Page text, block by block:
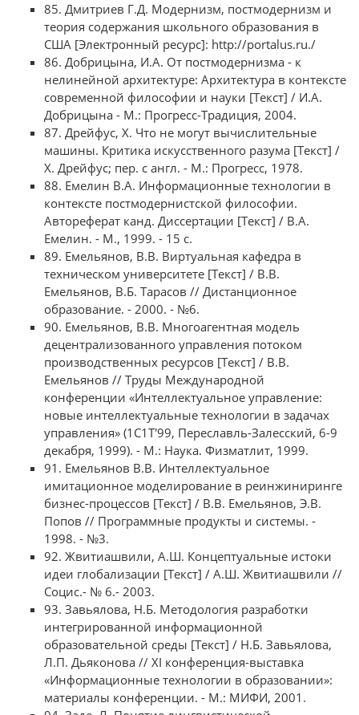
85. Дмитриев Г.Д. Модернизм, постмодернизм и
теория содержания школьного образования в
США [Электронный ресурс]: http://portalus.ru./
86. Добрицына, И.А. От постмодернизма - к
нелинейной архитектуре: Архитектура в контексте
современной философии и науки [Текст] / И.А.
Добрицына - М.: Прогресс-Традиция, 2004.
87. Дрейфус, X. Что не могут вычислительные
машины. Критика искусственного разума [Текст] /
Х. Дрейфус; пер. с англ. - М.: Прогресс, 1978.
88. Емелин В.А. Информационные технологии в
контексте постмодернистской философии.
Автореферат канд. Диссертации [Текст] / В.А.
Емелин. - М., 1999. - 15 с.
89. Емельянов, В.В. Виртуальная кафедра в
техническом университете [Текст] / В.В.
Емельянов, В.Б. Тарасов // Дистанционное
образование. - 2000. - №6.
90. Емельянов, В.В. Многоагентная модель
децентрализованного управления потоком
производственных ресурсов [Текст] / В.В.
Емельянов // Труды Международной
конференции «Интеллектуальное управление:
новые интеллектуальные технологии в задачах
управления» (1С1Т'99, Переславль-Залесский, 6-9
декабря, 1999). - М.: Наука. Физматлит, 1999.
91. Емельянов В.В. Интеллектуальное
имитационное моделирование в реинжиниринге
бизнес-процессов [Текст] / В.В. Емельянов, Э.В.
Попов // Программные продукты и системы. -
1998. - №3.
92. Жвитиашвили, А.Ш. Концептуальные истоки
идеи глобализации [Текст] / А.Ш. Жвитиашвили //
Социс.- № 6.- 2003.
93. Завьялова, Н.Б. Методология разработки
интегрированной информационной
образовательной среды [Текст] / Н.Б. Завьялова,
Л.П. Дьяконова // XI конференция-выставка
«Информационные технологии в образовании»:
материалы конференции. - М.: МИФИ, 2001.